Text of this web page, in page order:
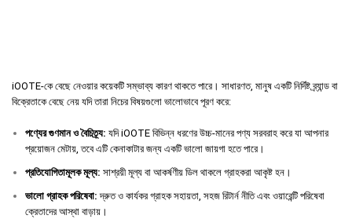
iOOTE-কে বেছে নেওয়ার কয়েকটি সম্ভাব্য কারণ থাকতে পারে। সাধারণত, মানুষ একটি নির্দিষ্ট ব্র্যান্ড বা
বিক্রেতাকে বেছে নেয় যদি তারা নিচের বিষয়গুলো ভালোভাবে পূরণ করে:
পণ্যের গুণমান ও বৈচিত্র্য: যদি iOOTE বিভিন্ন ধরণের উচ্চ-মানের পণ্য সরবরাহ করে যা আপনার
প্রয়োজন মেটায়, তবে এটি কেনাকাটার জন্য একটি ভালো জায়গা হতে পারে।
প্রতিযোগিতামূলক মূল্য: সাশ্রয়ী মূল্য বা আকর্ষণীয় ডিল থাকলে গ্রাহকরা আকৃষ্ট হন।
ভালো গ্রাহক পরিষেবা: দ্রুত ও কার্যকর গ্রাহক সহায়তা, সহজ রিটার্ন নীতি এবং ওয়ারেন্টি পরিষেবা
ক্রেতাদের আস্থা বাড়ায়।